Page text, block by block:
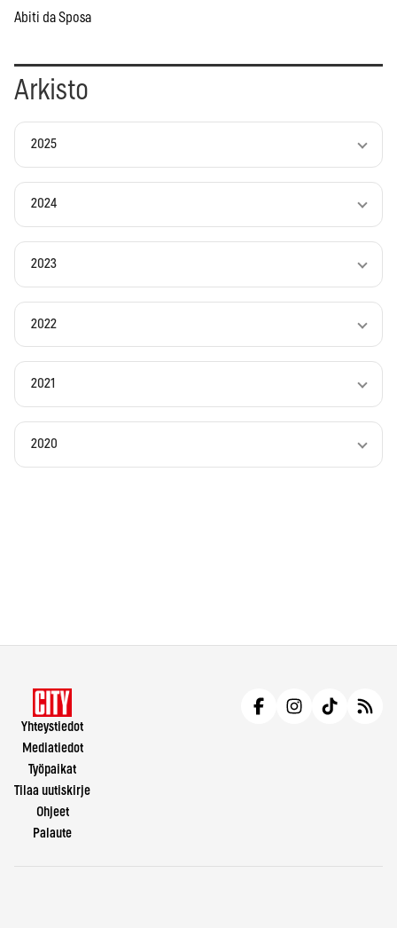
Abiti da Sposa
Arkisto
2025
2024
2023
2022
2021
2020
Yhteystiedot
Mediatiedot
Työpaikat
Tilaa uutiskirje
Ohjeet
Palaute